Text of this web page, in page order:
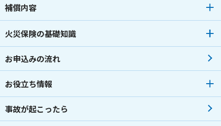
補償内容
火災保険の基礎知識
お申込みの流れ
お役立ち情報
事故が起こったら